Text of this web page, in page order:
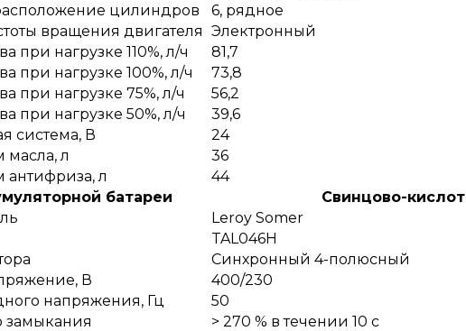
цилиндров
6, рядное
вращения двигателя Электронный
при нагрузке 110%, л/ч
81,7
при нагрузке 100%, л/ч
73,8
при нагрузке 75%, л/ч
56,2
при нагрузке 50%, л/ч
39,6
система, В
24
л
36
л
44
батареи
Cвинцово-
Leroy Somer
TAL046H
Синхронный 4-полюсный
В
400/230
напряжения, Гц
50
замыкания
> 270 % в течении 10 с